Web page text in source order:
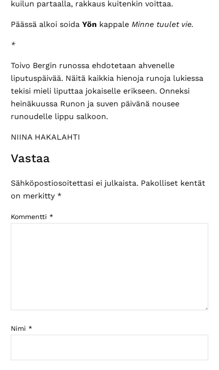
kuilun partaalla, rakkaus kuitenkin voittaa.
Päässä alkoi soida Yön kappale Minne tuulet vie.
*
Toivo Bergin runossa ehdotetaan ahvenelle
liputuspäivää. Näitä kaikkia hienoja runoja lukiessa
tekisi mieli liputtaa jokaiselle erikseen. Onneksi
heinäkuussa Runon ja suven päivänä nousee
runoudelle lippu salkoon.
NIINA HAKALAHTI
Lukijan
Vastaa
Sähköpostiosoitettasi ei julkaista. Pakolliset kentät
on merkitty *
Kommentti *
Nimi *